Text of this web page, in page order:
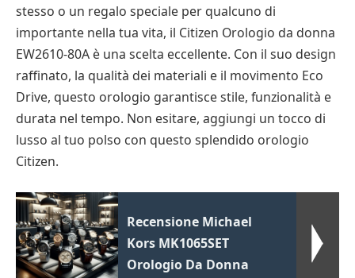
stesso o un regalo speciale per qualcuno di
importante nella tua vita, il Citizen Orologio da donna
EW2610-80A è una scelta eccellente. Con il suo design
raffinato, la qualità dei materiali e il movimento Eco
Drive, questo orologio garantisce stile, funzionalità e
durata nel tempo. Non esitare, aggiungi un tocco di
lusso al tuo polso con questo splendido orologio
Citizen.
Recensione Michael
Kors MK1065SET
Orologio Da Donna